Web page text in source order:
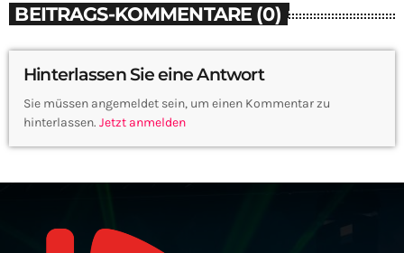
BEITRAGS-KOMMENTARE (0)
Hinterlassen Sie eine Antwort
Sie müssen angemeldet sein, um einen Kommentar zu
hinterlassen. Jetzt anmelden